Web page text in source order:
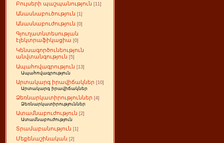
Բույսերի պաշպանություն [11]
Անասնաբուծություն [1]
Անասնաբուժություն [0]
Գյուղատնտեսության
էլեկտրաֆիկացիա [0]
Կենսագործունեություն
անվտանգություն [5]
Ապահովագրություն [13]
Ապահովագրություն
Արտակարգ իրավիճակներ [10]
Արտակարգ իրավիճակներ
Ձեռնարկատիրություններ [4]
Ձեռնարկատիրություններ
Ատամնաբուժություն [2]
Ատամնաբուժություն
Տրամաբանություն [1]
Մեքենաշինական [2]